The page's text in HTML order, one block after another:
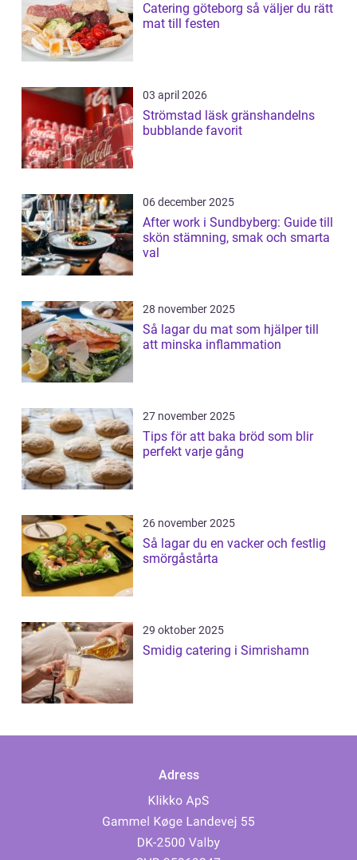
Catering göteborg så väljer du rätt
mat till festen
03 april 2026
Strömstad läsk gränshandelns
bubblande favorit
06 december 2025
After work i Sundbyberg: Guide till
skön stämning, smak och smarta
val
28 november 2025
Så lagar du mat som hjälper till
att minska inflammation
27 november 2025
Tips för att baka bröd som blir
perfekt varje gång
26 november 2025
Så lagar du en vacker och festlig
smörgåstårta
29 oktober 2025
Smidig catering i Simrishamn
Adress